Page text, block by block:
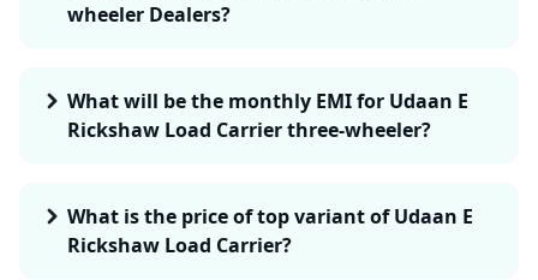
wheeler Dealers?
What will be the monthly EMI for Udaan E
Rickshaw Load Carrier three-wheeler?
What is the price of top variant of Udaan E
Rickshaw Load Carrier?